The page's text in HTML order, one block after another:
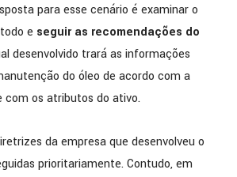
para esse cenário é examinar o
e seguir as recomendações do
desenvolvido trará as informações
do óleo de acordo com a
com os atributos do ativo.
da empresa que desenvolveu o
prioritariamente. Contudo, em